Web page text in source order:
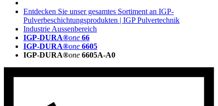
Entdecken Sie unser gesamtes Sortiment an IGP-
Pulverbeschichtungsprodukten | IGP Pulvertechnik
Industrie Aussenbereich
IGP-DURA®one 66
IGP-DURA®one 6605
IGP-DURA®one 6605A-A0